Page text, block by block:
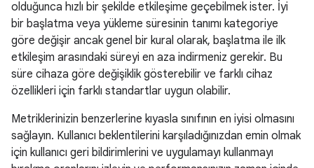
olduğunca hızlı bir şekilde etkileşime geçebilmek ister. İyi
bir başlatma veya yükleme süresinin tanımı kategoriye
göre değişir ancak genel bir kural olarak, başlatma ile ilk
etkileşim arasındaki süreyi en aza indirmeniz gerekir. Bu
süre cihaza göre değişiklik gösterebilir ve farklı cihaz
özellikleri için farklı standartlar uygun olabilir.
Metriklerinizin benzerlerine kıyasla sınıfının en iyisi olmasını
sağlayın. Kullanıcı beklentilerini karşıladığınızdan emin olmak
için kullanıcı geri bildirimlerini ve uygulamayı kullanmayı